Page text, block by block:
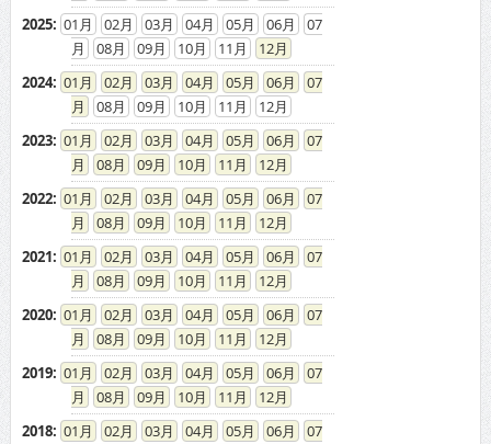
2025: 01 02 03 04 05 06
07
08
09 10 11
12
2024: 01 02 03 04 05 06
07
08
09 10 11
12
2023: 01 02 03 04 05 06
07
08
09 10 11
12
2022: 01 02 03 04 05 06
07
08
09 10 11
12
2021: 01 02 03 04 05 06
07
08
09 10 11
12
2020: 01 02 03 04 05 06
07
08
09 10 11
12
2019: 01 02 03 04 05 06
07
08
09 10 11
12
2018: 01 02 03 04 05 06
07